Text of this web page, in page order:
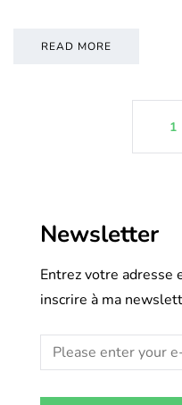
READ MORE
1
Newsletter
Entrez votre adresse
inscrire à ma